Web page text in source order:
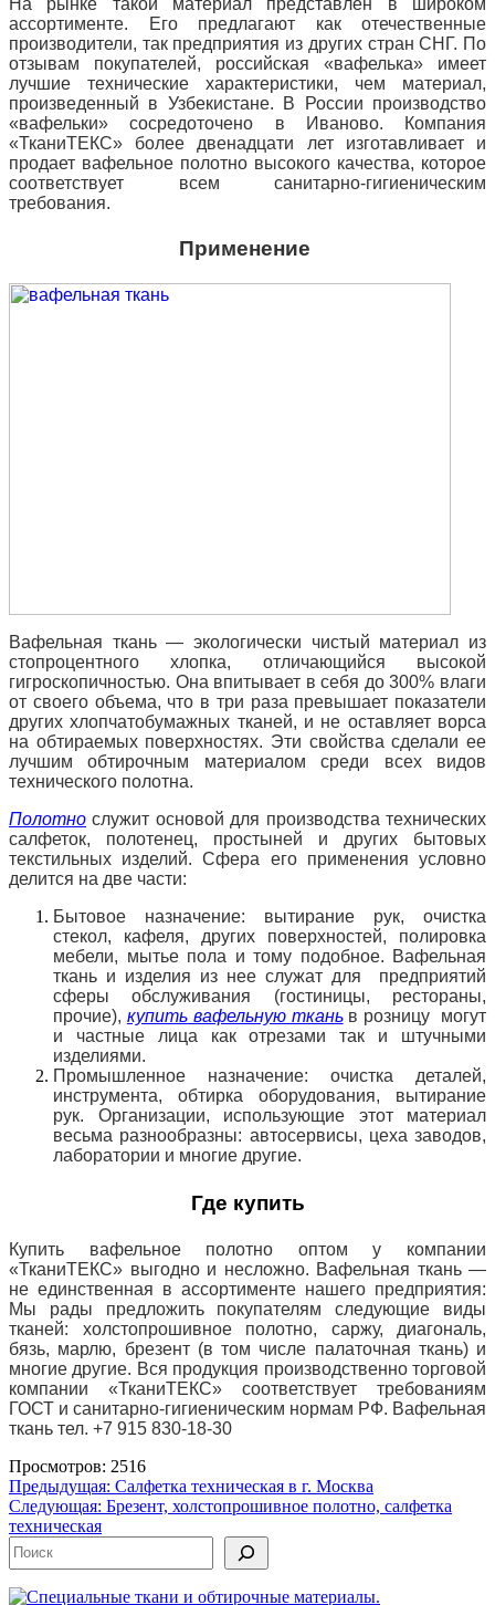
ассортименте. Его предлагают как отечественные
производители, так предприятия из других стран СНГ. По
отзывам покупателей, российская «вафелька» имеет
лучшие технические характеристики, чем материал,
произведенный в Узбекистане. В России производство
«вафельки» сосредоточено в Иваново. Компания
«ТканиТЕКС» более двенадцати лет изготавливает и
продает вафельное полотно высокого качества, которое
соответствует всем санитарно-гигиеническим
требования.
Применение
Вафельная ткань — экологически чистый материал из
стопроцентного хлопка, отличающийся высокой
гигроскопичностью. Она впитывает в себя до 300% влаги
от своего объема, что в три раза превышает показатели
других хлопчатобумажных тканей, и не оставляет ворса
на обтираемых поверхностях. Эти свойства сделали ее
лучшим обтирочным материалом среди всех видов
технического полотна.
Полотно служит основой для производства технических
салфеток, полотенец, простыней и других бытовых
текстильных изделий. Сфера его применения условно
делится на две части:
Бытовое назначение: вытирание рук, очистка
стекол, кафеля, других поверхностей, полировка
мебели, мытье пола и тому подобное. Вафельная
ткань и изделия из нее служат для предприятий
сферы обслуживания (гостиницы, рестораны,
прочие), купитьвафельную тканьв розницу могут
и частные лица как отрезами так и штучными
изделиями.
Промышленное назначение: очистка деталей,
инструмента, обтирка оборудования, вытирание
рук. Организации, использующие этот материал
весьма разнообразны: автосервисы, цеха заводов,
лаборатории и многие другие.
Где купить
Купить вафельное полотно оптом у компании
«ТканиТЕКС» выгодно и несложно. Вафельная ткань —
не единственная в ассортименте нашего предприятия:
Мы рады предложить покупателям следующие виды
тканей:
холстопрошивное полотно, саржу, диагональ,
бязь, марлю, брезент (в том числе палаточная ткань) и
многие другие. Вся продукция производственно торговой
компании «ТканиТЕКС» соответствует требованиям
ГОСТ и санитарно-гигиеническим нормам РФ. Вафельная
ткань тел. +7 915 830-18-30
Просмотров: 2516
Навигация
по
записям
Предыдущая: Салфетка техническая в г. Москва
Следующая: Брезент, холстопрошивное полотно, салфетка
техническая
Поиск